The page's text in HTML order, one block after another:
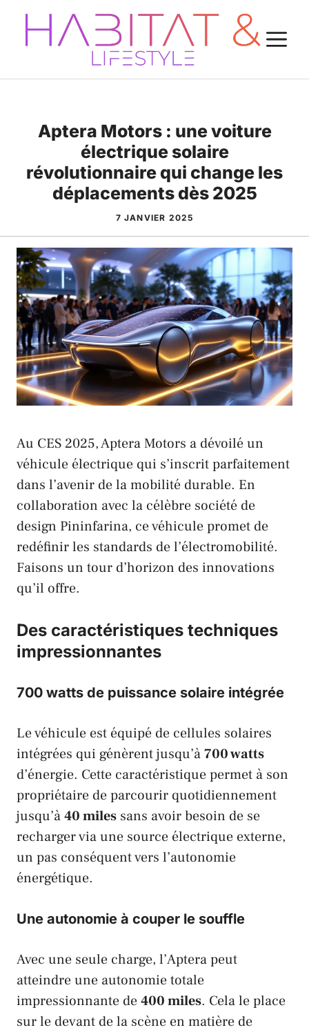
Aller
contenu
Aptera Motors : une voiture
électrique solaire
révolutionnaire qui change les
déplacements dès 2025
7 JANVIER 2025
Au CES 2025, Aptera Motors a dévoilé un
véhicule électrique qui s’inscrit parfaitement
dans l’avenir de la mobilité durable. En
collaboration avec la célèbre société de
design Pininfarina, ce véhicule promet de
redéfinir les standards de l’électromobilité.
Faisons un tour d’horizon des innovations
qu’il offre.
Des caractéristiques techniques
impressionnantes
700 watts de puissance solaire intégrée
Le véhicule est équipé de cellules solaires
intégrées qui génèrent jusqu’à700 watts
d’énergie. Cette caractéristique permet à son
propriétaire de parcourir quotidiennement
jusqu’à40 miles sans avoir besoin de se
recharger via une source électrique externe,
un pas conséquent vers l’autonomie
énergétique.
Une autonomie à couper le souffle
Avec une seule charge, l’Aptera peut
atteindre une autonomie totale
impressionnante de400 miles. Cela le place
sur le devant de la scène en matière de